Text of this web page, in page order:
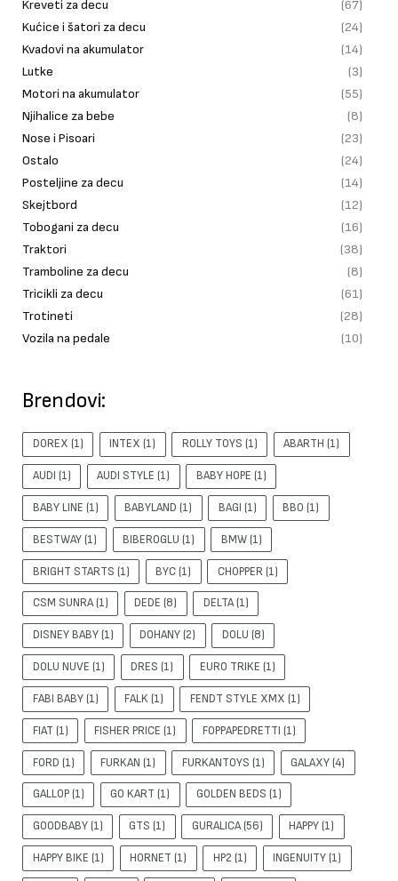
Kreveti za decu
(67)
Kućice i šatori za decu
(24)
Kvadovi na akumulator
(14)
Lutke
(3)
Motori na akumulator
(55)
Njihalice za bebe
(8)
Nose i Pisoari
(23)
Ostalo
(24)
Posteljine za decu
(14)
Skejtbord
(12)
Tobogani za decu
(16)
Traktori
(38)
Tramboline za decu
(8)
Tricikli za decu
(61)
Trotineti
(28)
Vozila na pedale
(10)
Brendovi:
DOREX (1) INTEX (1) ROLLY TOYS (1) ABARTH (1)
AUDI (1) AUDI STYLE (1) BABY HOPE (1)
BABY LINE (1) BABYLAND (1) BAGI (1) BBO (1)
BESTWAY (1) BIBEROGLU (1) BMW (1)
BRIGHT STARTS (1) BYC(1) CHOPPER (1)
CSM SUNRA (1) DEDE (8) DELTA (1)
DISNEY BABY (1) DOHANY(2) DOLU (8)
DOLU NUVE (1) DRES (1) EURO TRIKE (1)
FABI BABY (1) FALK(1) FENDT STYLE XMX (1)
FIAT (1) FISHER PRICE (1) FOPPAPEDRETTI (1)
FORD (1) FURKAN (1) FURKANTOYS (1) GALAXY(4)
GALLOP (1) GO KART (1) GOLDEN BEDS (1)
GOODBABY (1) GTS (1) GURALICA (56) HAPPY(1)
HAPPY BIKE (1) HORNET (1) HP2 (1) INGENUITY(1)